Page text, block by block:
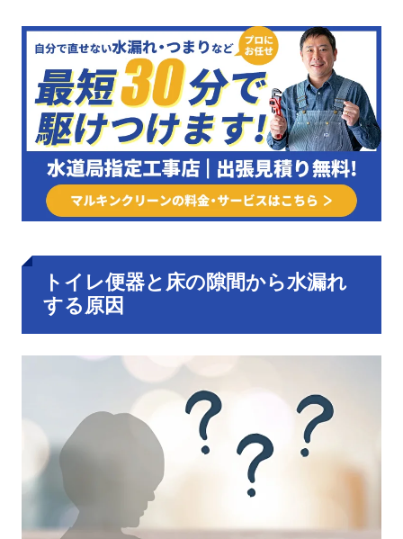
トイレ便器と床の隙間から水漏れ
する原因